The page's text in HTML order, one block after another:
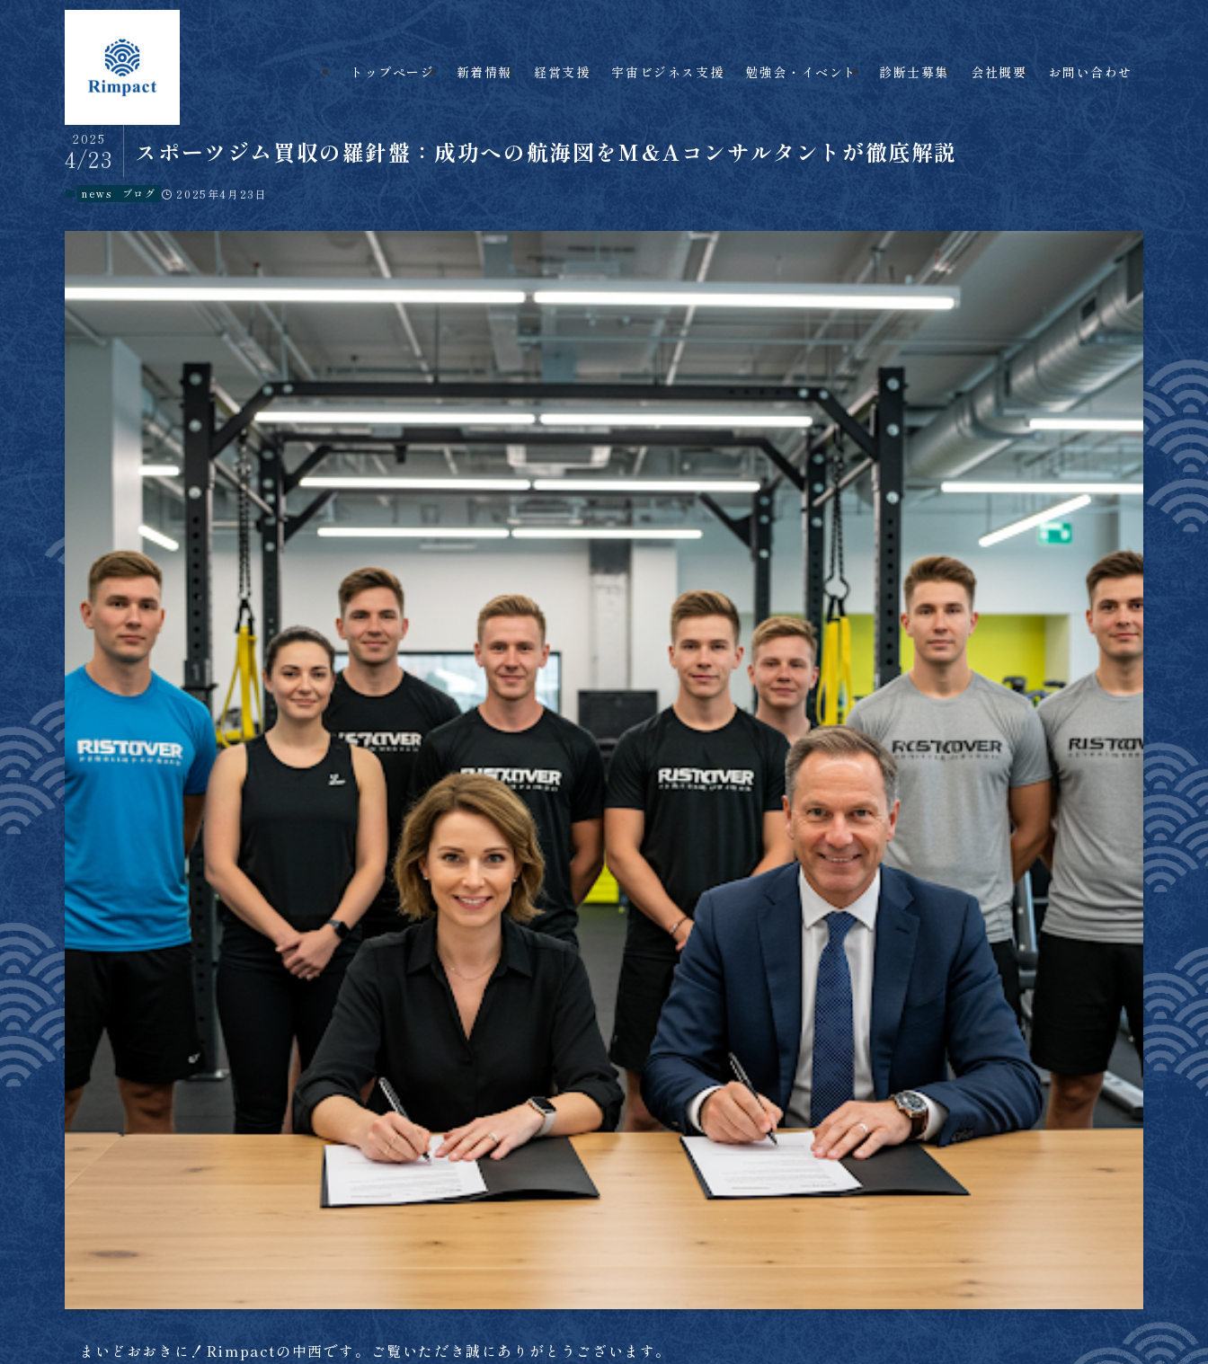
トップページ 新着情報 経営支援 宇宙ビジネス支援 勉強会・イベント 診断士募集 会社概要 お問い合わせ
スポーツジム買収の羅針盤：成功への航海図をM&Aコンサルタントが徹底解説
2025
4/23
news ブログ 2025年4月23日
まいどおおきに！Rimpactの中西です。ご覧いただき誠にありがとうございます。